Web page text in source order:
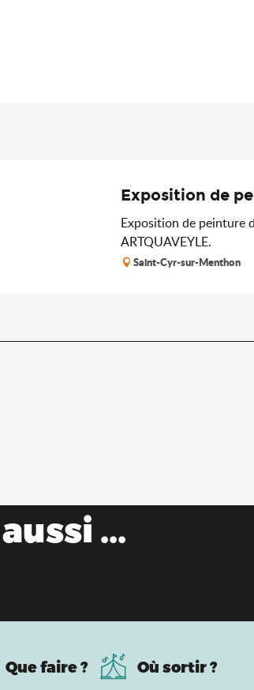
Exposition de
Exposition de peinture
ARTQUAVEYLE.
Saint-Cyr-sur-Menthon
...
Que faire ? Où sortir ?